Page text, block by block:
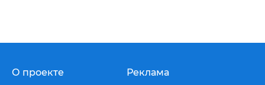
О проекте Реклама